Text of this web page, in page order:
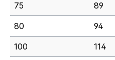
75 89
80 94
100 114